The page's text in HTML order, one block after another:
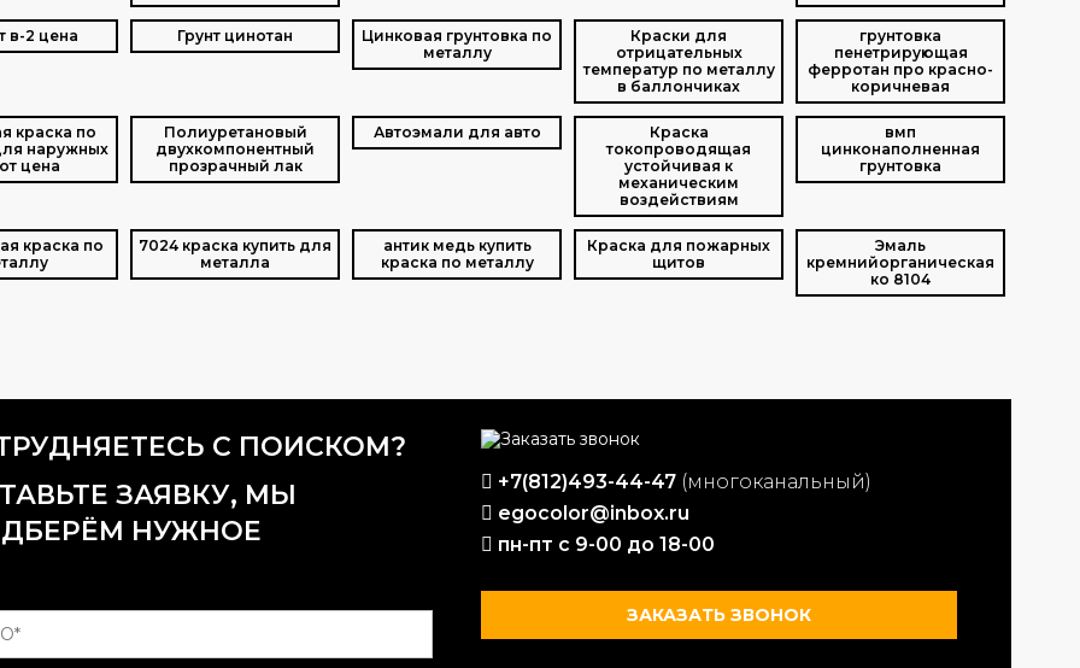
в-2 цена Грунт цинотан
Цинковая грунтовка по
металлу
Краски для
отрицательных
температур по металлу
в баллончиках
грунтовка
пенетрирующая
ферротан про красно-
коричневая
краска по
наружных
цена
Полиуретановый
двухкомпонентный
прозрачный лак
Автоэмали для авто
Краска
токопроводящая
устойчивая к
механическим
воздействиям
вмп
цинконаполненная
грунтовка
краска по
7024 краска купить для
металла
антик медь купить
краска по металлу
Краска для пожарных
щитов
Эмаль
кремнийорганическая
ко 8104
С ПОИСКОМ?
ЗАЯВКУ, МЫ
НУЖНОЕ
+7(812)493-44-47 (многоканальный)
egocolor@inbox.ru
пн-пт с 9-00 до 18-00
ЗАКАЗАТЬ ЗВОНОК